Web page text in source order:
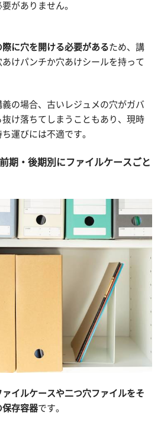
がありません。
際に穴を開ける必要があるため、講
けパンチか穴あけシールを持って
義の場合、古いレジュメの穴がガバ
け落ちてしまうこともあり、現時
運びには不適です。
期・後期別にファイルケースごと
イルケースや二つ穴ファイルをそ
保存容器です。